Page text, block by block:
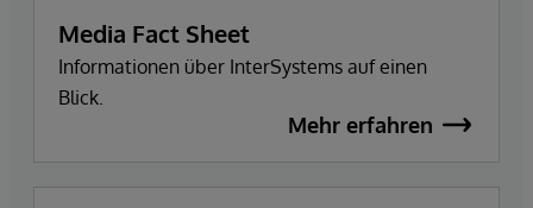
Media Fact Sheet
Informationen über InterSystems auf einen
Blick.
Mehr erfahren